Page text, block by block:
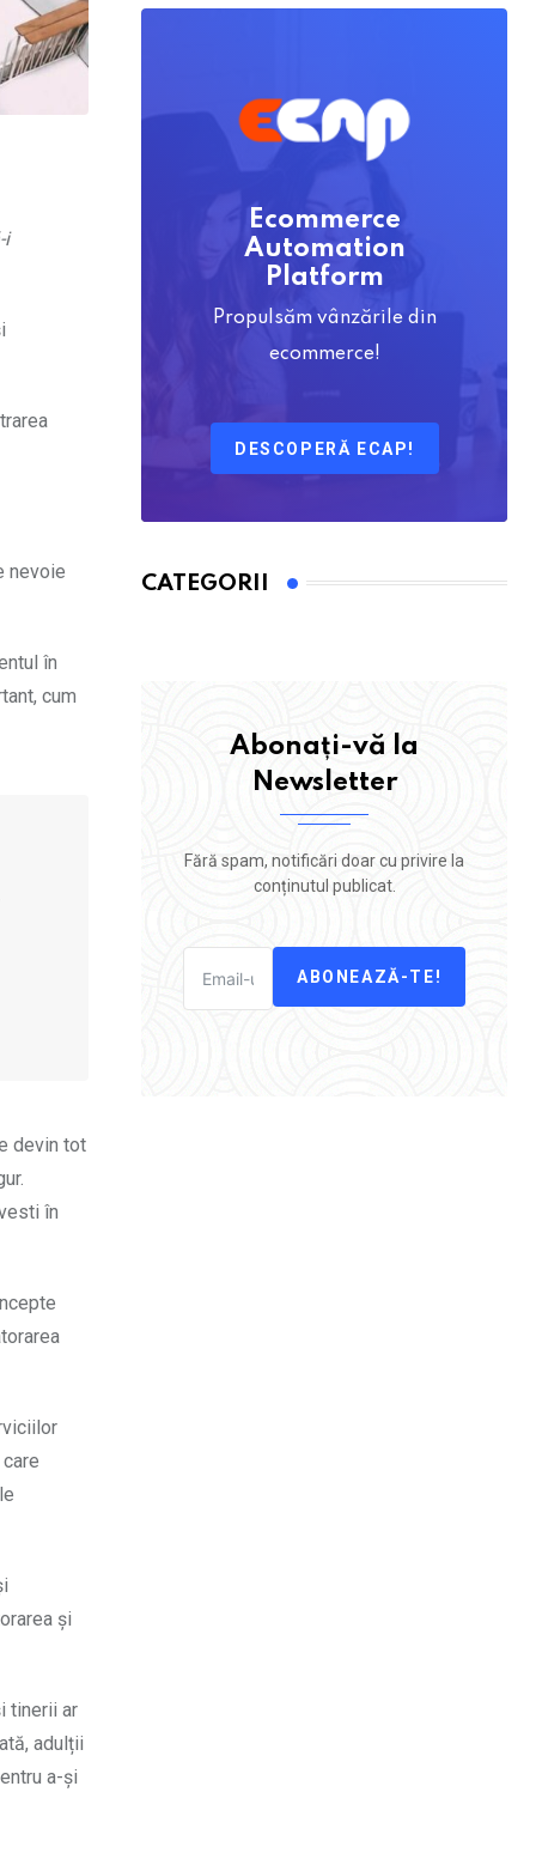
i
nevoie
în
cum
devin tot
în
și
tinerii ar
adulții
a-și
Ecommerce
Automation
Platform
Propulsăm vânzările din
ecommerce!
DESCOPERĂ ECAP!
CATEGORII
Abonați-vă la
Newsletter
Fără spam, notificări doar cu privire la
conținutul publicat.
ABONEAZĂ-TE!